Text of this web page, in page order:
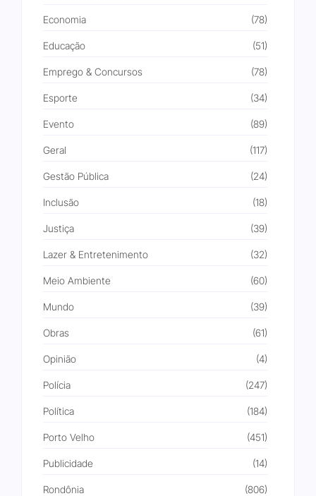
Economia (78)
Educação (51)
Emprego & Concursos (78)
Esporte (34)
Evento (89)
Geral (117)
Gestão Pública (24)
Inclusão (18)
Justiça (39)
Lazer & Entretenimento (32)
Meio Ambiente (60)
Mundo (39)
Obras (61)
Opinião (4)
Polícia (247)
Política (184)
Porto Velho (451)
Publicidade (14)
Rondônia (806)